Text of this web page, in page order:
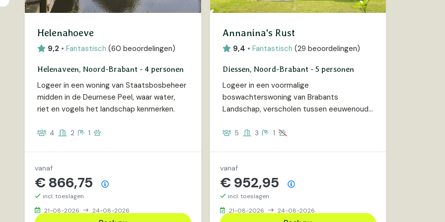
Helenahoeve
9,2 • Fantastisch (60 beoordelingen)
Helenaveen, Noord-Brabant - 4 personen
Logeer in een woning van Staatsbosbeheer
midden in de Deurnese Peel, waar water,
riet en vogels het landschap kenmerken.
4 2 1
vanaf
€ 866,75
incl. toeslagen
21-08-2026
24-08-2026
Annanina's Rust
9,4 • Fantastisch (29 beoordelingen)
Diessen, Noord-Brabant - 5 personen
Logeer in een voormalige
boswachterswoning van Brabants
Landschap, verscholen tussen eeuwenoude
5 3 1
vanaf
€ 952,95
incl. toeslagen
21-08-2026
24-08-2026